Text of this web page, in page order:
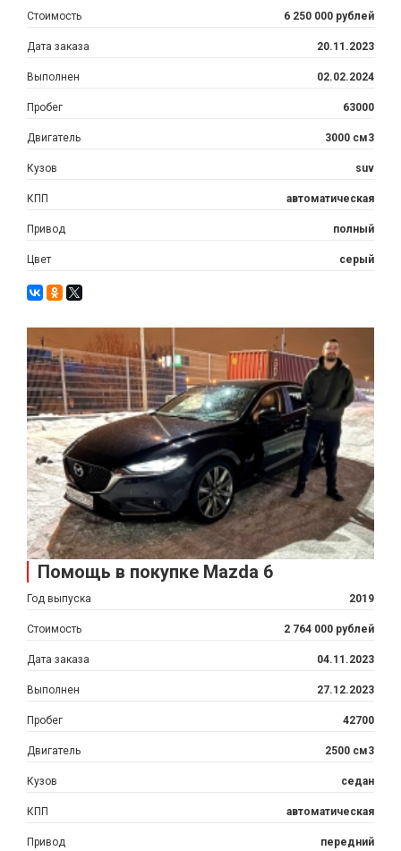
Стоимость 6 250 000 рублей
Дата заказа 20.11.2023
Выполнен 02.02.2024
Пробег 63000
Двигатель 3000 см3
Кузов suv
КПП автоматическая
Привод полный
Цвет серый
Помощь в покупке Mazda 6
Год выпуска 2019
Стоимость 2 764 000 рублей
Дата заказа 04.11.2023
Выполнен 27.12.2023
Пробег 42700
Двигатель 2500 см3
Кузов седан
КПП автоматическая
Привод передний